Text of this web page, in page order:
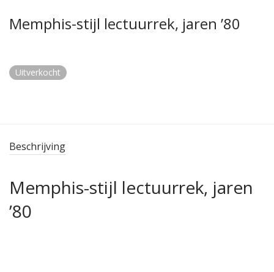
Memphis-stijl lectuurrek, jaren ’80
Uitverkocht
Beschrijving
Memphis-stijl lectuurrek, jaren
’80